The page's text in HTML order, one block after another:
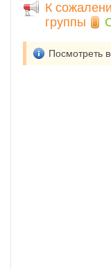
К
группы
Посмотреть